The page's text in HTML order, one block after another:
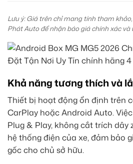
Lưu ý: Giá trên chỉ mang tính tham
Phát Auto để nhận báo giá chính xác và
Khả năng tương thích và
Thiết bị hoạt động ổn định trên
CarPlay hoặc Android Auto.
Plug & Play, không cắt trích dây
hệ thống điện của xe, đảm bảo
gốc cho chủ sở hữu.